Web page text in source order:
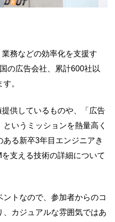
務などの効率化を支援す
の広告会社、累計600社以
。
供しているものや、「広告
いうミッションを熱量高く
る新卒3年目エンジニアき
支える技術の詳細について
トなので、参加者からのコ
、カジュアルな雰囲気ではあ